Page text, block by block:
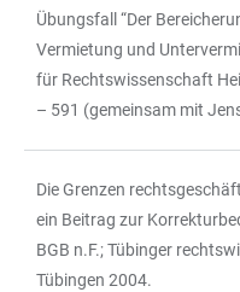
Übungsfall “Der
Vermietung und
für Rechtswissenschaft
– 591 (gemeinsam mit
Die Grenzen
ein Beitrag zur
BGB n.F.; Tübinger
Tübingen 2004.